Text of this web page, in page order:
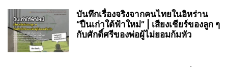
บันทึกเรื่องจริงจากคนไทยในอิหร่าน
“ปืนเก่าใต้ฟ้าใหม่” | เสียงเชียร์ของลูก ๆ
กับศักดิ์ศรีของพ่อผู้ไม่ยอมก้มหัว